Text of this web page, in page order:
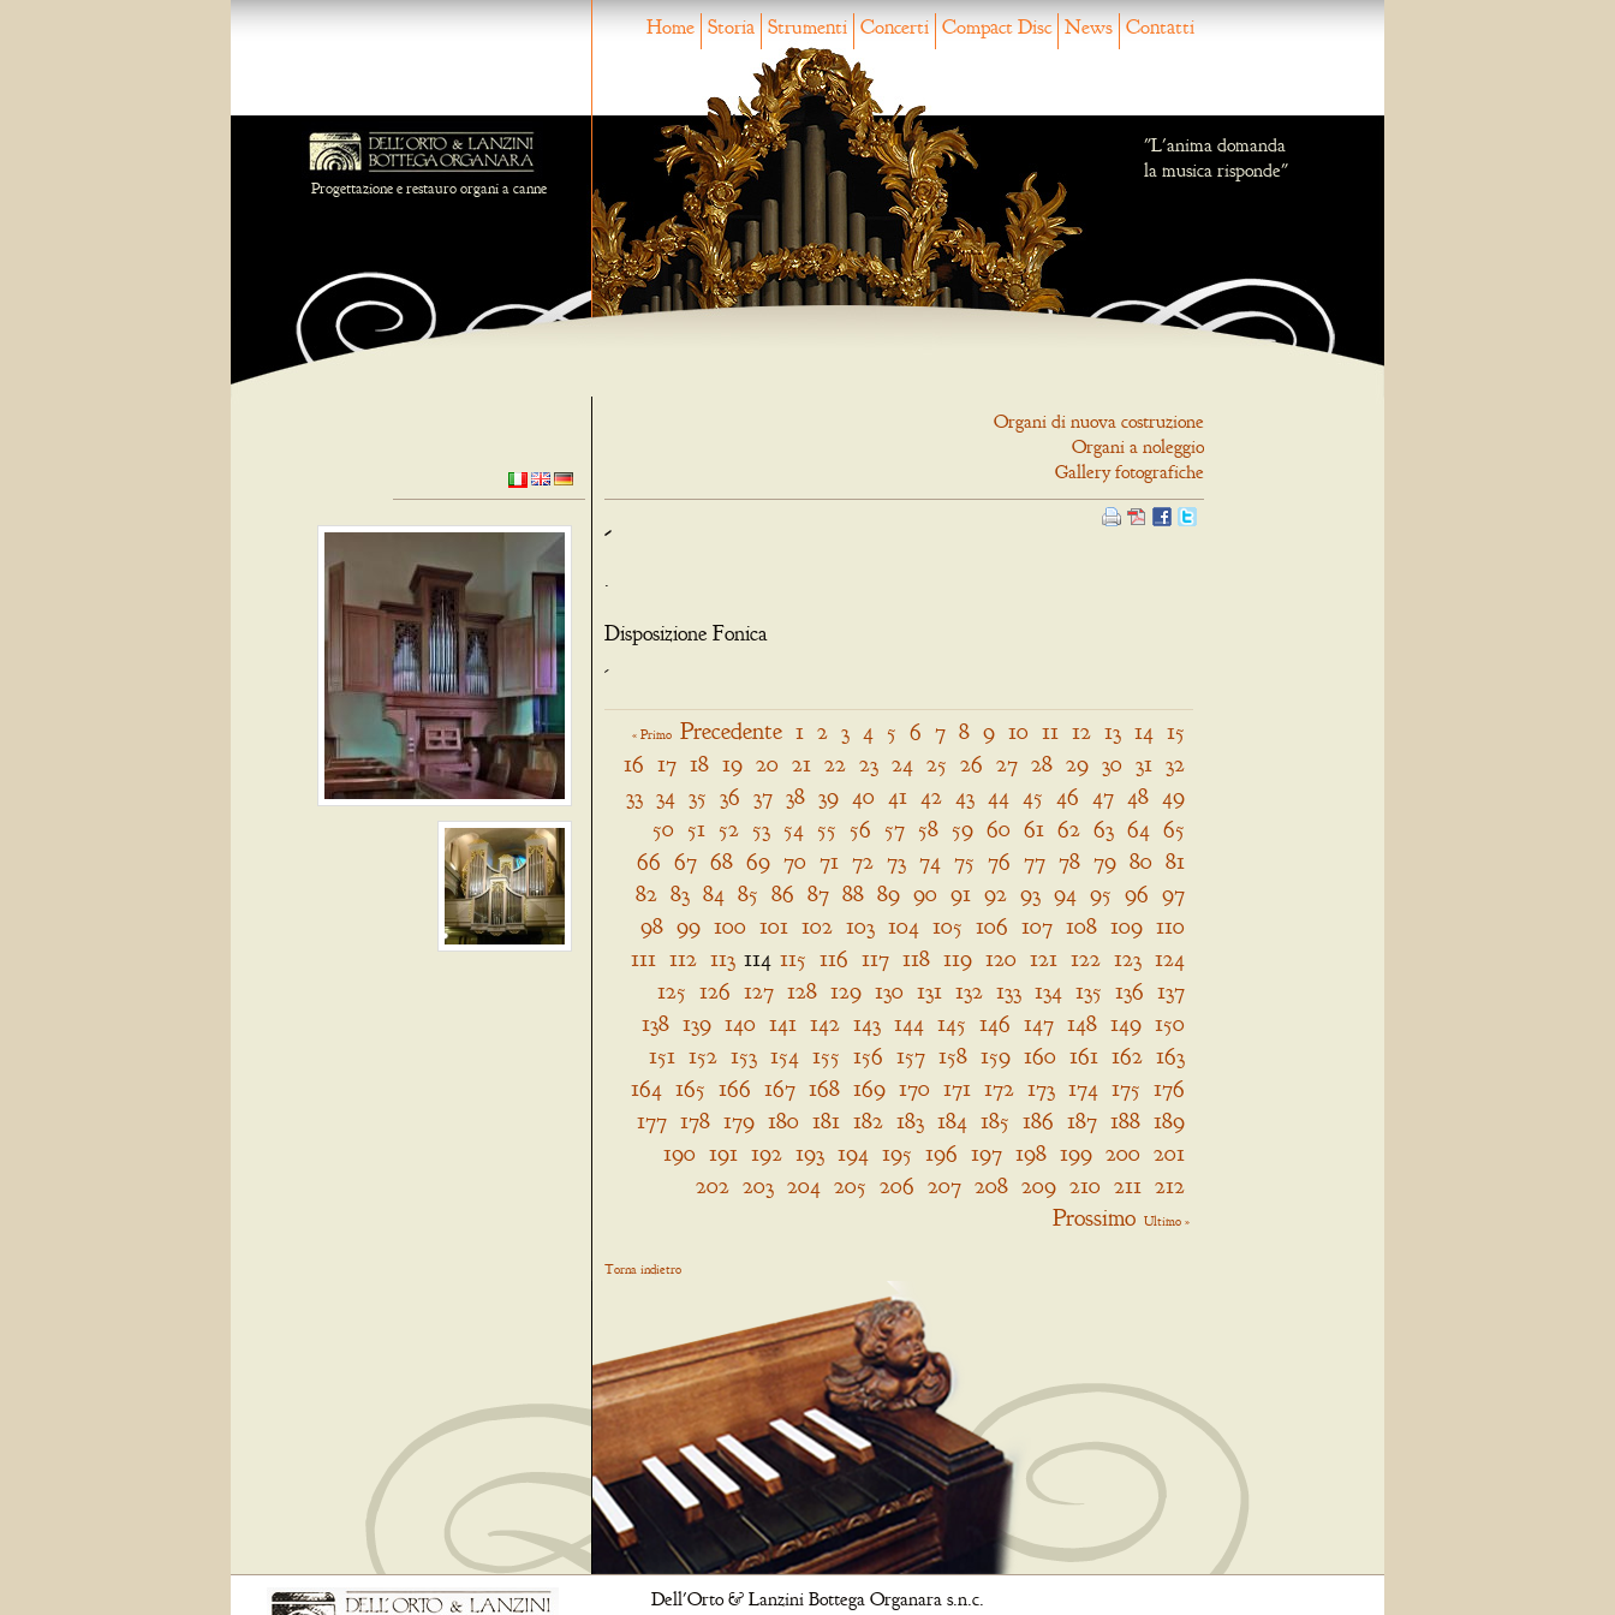
Home Storia Strumenti Concerti Compact Disc News Contatti
Progettazione e restauro organi a canne
"L'anima domanda
la musica risponde"
Organi di nuova costruzione
Organi a noleggio
Gallery fotografiche
-
.
Disposizione Fonica
-
« Primo Precedente 1 2 3 4 5 6 7 8 9 10 11 12 13 14 15
16 17 18 19 20 21 22 23 24 25 26 27 28 29 30 31 32
33 34 35 36 37 38 39 40 41 42 43 44 45 46 47 48 49
50 51 52 53 54 55 56 57 58 59 60 61 62 63 64 65
66 67 68 69 70 71 72 73 74 75 76 77 78 79 80 81
82 83 84 85 86 87 88 89 90 91 92 93 94 95 96 97
98 99 100 101 102 103 104 105 106 107 108 109 110
111 112 113 114 115 116 117 118 119 120 121 122 123 124
125 126 127 128 129 130 131 132 133 134 135 136 137
138 139 140 141 142 143 144 145 146 147 148 149 150
151 152 153 154 155 156 157 158 159 160 161 162 163
164 165 166 167 168 169 170 171 172 173 174 175 176
177 178 179 180 181 182 183 184 185 186 187 188 189
190 191 192 193 194 195 196 197 198 199 200 201
202 203 204 205 206 207 208 209 210 211 212
Prossimo Ultimo »
Torna indietro
Dell'Orto & Lanzini Bottega Organara s.n.c.